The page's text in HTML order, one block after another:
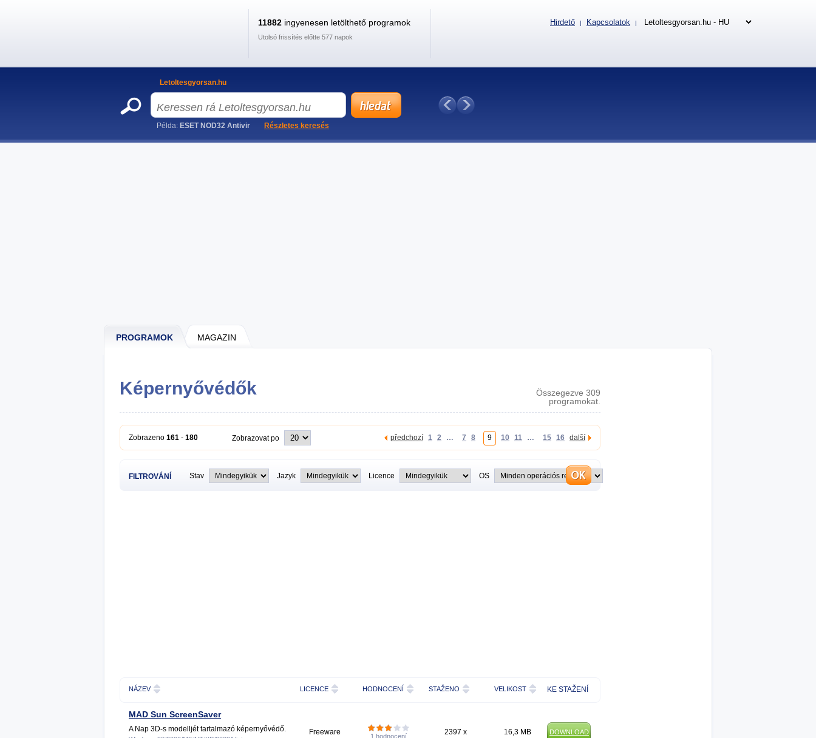
PROGRAMOK MAGAZIN
Képernyővédők
Összegezve 309
programokat.
Zobrazeno 161 - 180 Zobrazovat po předchozí 1 2 … 7 8 9 10 11 … 15 16 další
FILTROVÁNÍ Stav Jazyk Licence OS
NÁZEV LICENCE HODNOCENÍ STAŽENO VELIKOST KE STAŽENÍ
MAD Sun ScreenSaver
A Nap 3D-s modelljét tartalmazó képernyővédő. Freeware 1 hodnocení 2397 x 16,3 MB DOWNLOAD
11882 ingyenesen letölthető programok
Utolsó frissítés előtte 577 napok
Hirdető | Kapcsolatok |
Letoltesgyorsan.hu
Példa: ESET NOD32 Antivir Részletes keresés